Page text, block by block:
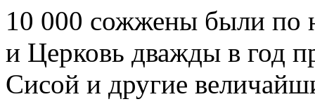
10 000 сожжены были по
и Церковь дважды в год
Сисой и другие